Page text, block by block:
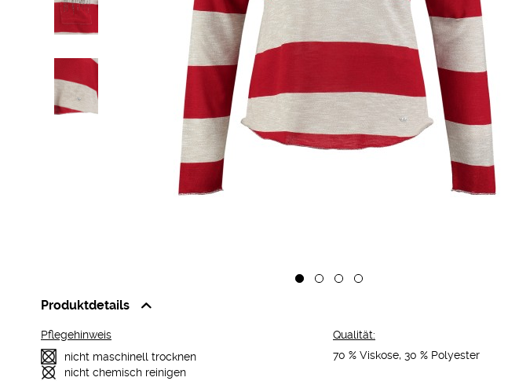
Produktdetails
Pflegehinweis
nicht maschinell trocknen
nicht chemisch reinigen
Qualität:
70 % Viskose, 30 % Polyester